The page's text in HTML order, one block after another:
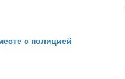
с полицией